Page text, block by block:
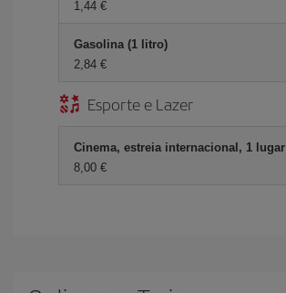
1,44 €
Gasolina (1 litro)
2,84 €
Esporte e Lazer
Cinema, estreia internacional, 1 lugar
8,00 €